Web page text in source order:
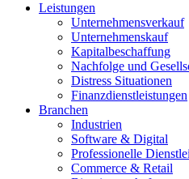
Leistungen
Unternehmensverkauf
Unternehmenskauf
Kapitalbeschaffung
Nachfolge und
Distress Situationen
Finanzdienstleistungen
Branchen
Industrien
Software & Digital
Professionelle
Commerce & Retail